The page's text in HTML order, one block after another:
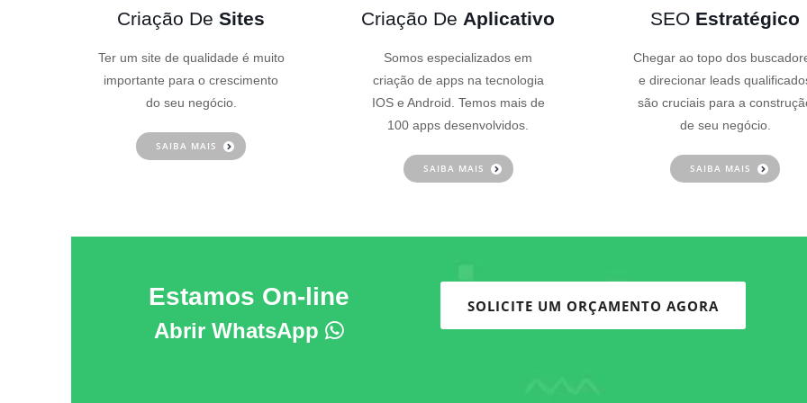
Criação DeSites
Ter um site de qualidade é muito
importante para o crescimento
do seu negócio.
SAIBA MAIS
Criação De Aplicativo
Somos especializados em
criação de apps na tecnologia
IOS e Android. Temos mais de
100 apps desenvolvidos.
SAIBA MAIS
SEO Estratégico
Chegar ao topo dos
e direcionar leads
são cruciais para a
de seu negócio.
SAIBA MAIS
Estamos On-line
Abrir WhatsApp
SOLICITE UM ORÇAMENTO AGORA